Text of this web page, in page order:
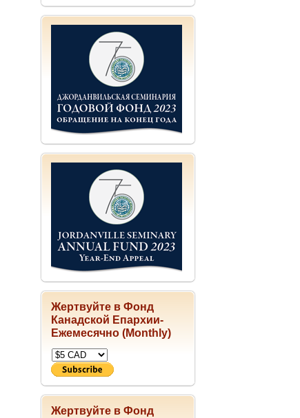
Жертвуйте в Фонд
Канадской Епархии-
Ежемесячно (Monthly)
Жертвуйте в Фонд